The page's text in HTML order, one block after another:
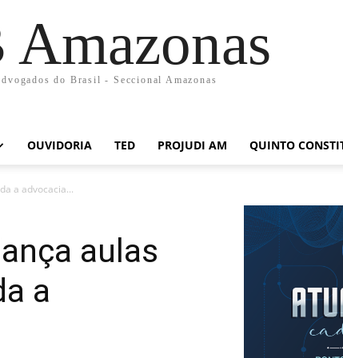
do Brasil - Seccional Amazonas
OUVIDORIA TED PROJUDI AM QUINTO
a advocacia...
aulas
a